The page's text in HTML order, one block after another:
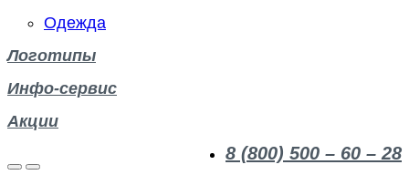
Одежда
Логотипы
Инфо-сервис
Акции
8 (800) 500 – 60 – 28